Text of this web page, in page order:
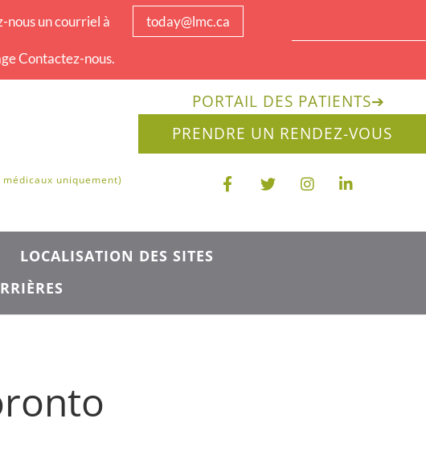
nous un courriel à today@lmc.ca
Contactez-nous.
uniquement)
PORTAIL DES PATIENTS➔
PRENDRE UN RENDEZ-VOUS
LOCALISATION DES SITES